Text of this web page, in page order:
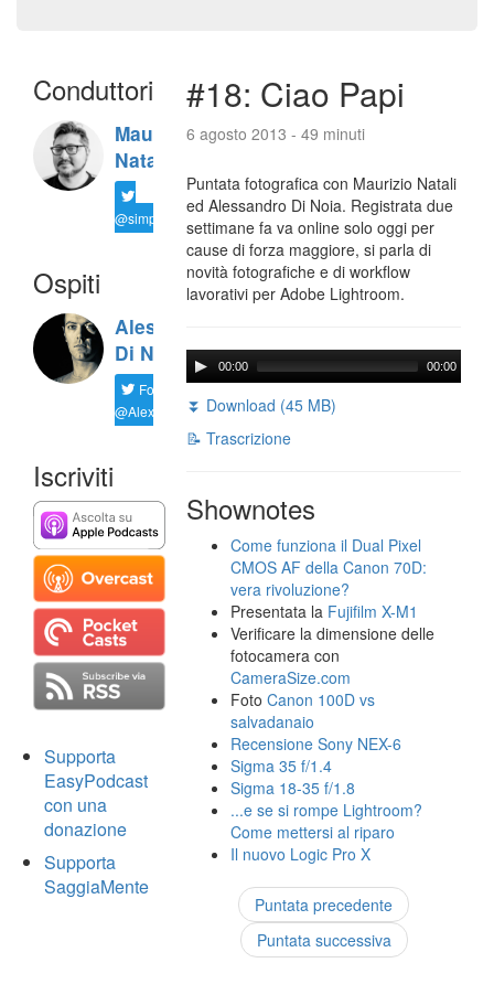
Conduttori
Maurizio
Natali
@simplemal
Ospiti
Alessandro
Di Noia
Follow
@AlexD75
Iscriviti
Supporta
EasyPodcast
con una
donazione
Supporta
SaggiaMente
#18: Ciao Papi
6 agosto 2013 - 49 minuti
Puntata fotografica con Maurizio Natali
ed Alessandro Di Noia. Registrata due
settimane fa va online solo oggi per
cause di forza maggiore, si parla di
novità fotografiche e di workflow
lavorativi per Adobe Lightroom.
00:00 00:00
⏬ Download (45 MB)
📝 Trascrizione
Shownotes
Come funziona il Dual Pixel
CMOS AF della Canon 70D:
vera rivoluzione?
Presentata la Fujifilm X-M1
Verificare la dimensione delle
fotocamera con
CameraSize.com
FotoCanon 100D vs
salvadanaio
Recensione Sony NEX-6
Sigma 35 f/1.4
Sigma 18-35 f/1.8
...e se si rompe Lightroom?
Come mettersi al riparo
Il nuovo Logic Pro X
Puntata precedente
Puntata successiva